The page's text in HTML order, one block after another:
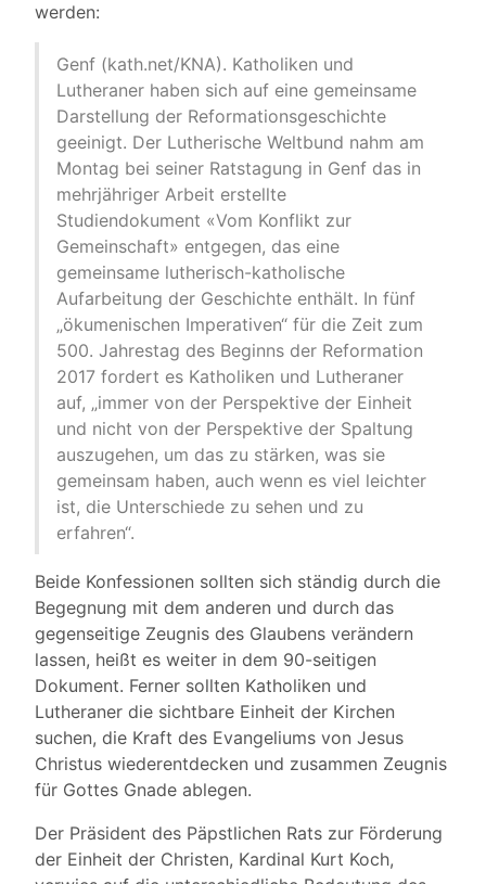
werden:
Genf (kath.net/KNA). Katholiken und
Lutheraner haben sich auf eine gemeinsame
Darstellung der Reformationsgeschichte
geeinigt. Der Lutherische Weltbund nahm am
Montag bei seiner Ratstagung in Genf das in
mehrjähriger Arbeit erstellte
Studiendokument «Vom Konflikt zur
Gemeinschaft» entgegen, das eine
gemeinsame lutherisch-katholische
Aufarbeitung der Geschichte enthält. In fünf
„ökumenischen Imperativen“ für die Zeit zum
500. Jahrestag des Beginns der Reformation
2017 fordert es Katholiken und Lutheraner
auf, „immer von der Perspektive der Einheit
und nicht von der Perspektive der Spaltung
auszugehen, um das zu stärken, was sie
gemeinsam haben, auch wenn es viel leichter
ist, die Unterschiede zu sehen und zu
erfahren“.
Beide Konfessionen sollten sich ständig durch die
Begegnung mit dem anderen und durch das
gegenseitige Zeugnis des Glaubens verändern
lassen, heißt es weiter in dem 90-seitigen
Dokument. Ferner sollten Katholiken und
Lutheraner die sichtbare Einheit der Kirchen
suchen, die Kraft des Evangeliums von Jesus
Christus wiederentdecken und zusammen Zeugnis
für Gottes Gnade ablegen.
Der Präsident des Päpstlichen Rats zur Förderung
der Einheit der Christen, Kardinal Kurt Koch,